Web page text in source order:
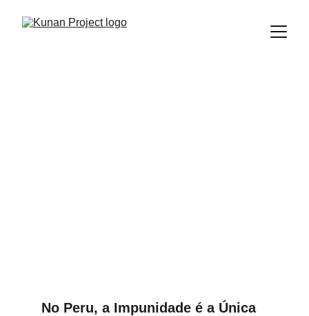
No Peru, a Impunidade é a Única